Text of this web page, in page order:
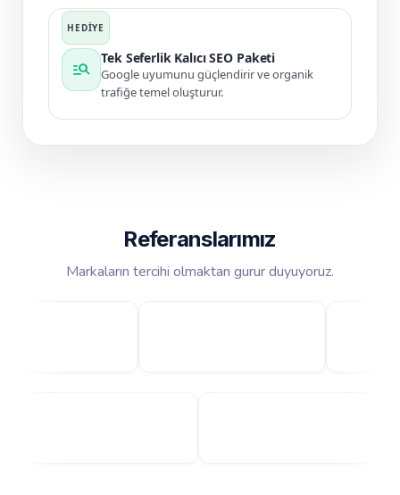
manage_search
Tek Seferlik Kalıcı SEO Paketi
Google uyumunu güçlendirir ve organik
trafiğe temel oluşturur.
Referanslarımız
Markaların tercihi olmaktan gurur duyuyoruz.